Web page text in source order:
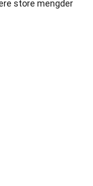
store mengder